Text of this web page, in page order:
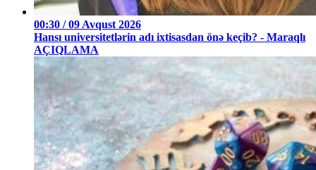
00:30 / 09 Avqust 2026
Hansı universitetlərin adı ixtisasdan önə keçib? - Maraqlı
AÇIQLAMA